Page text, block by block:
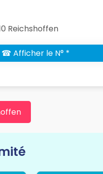
Reichshoffen
☎ Afficher le N° *